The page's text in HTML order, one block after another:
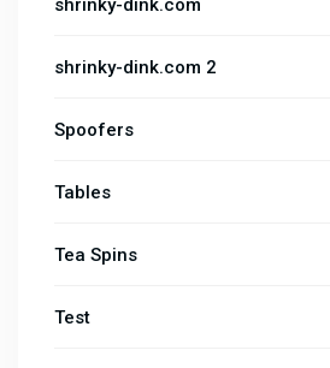
shrinky-dink.com
shrinky-dink.com 2
Spoofers
Tables
Tea Spins
Test